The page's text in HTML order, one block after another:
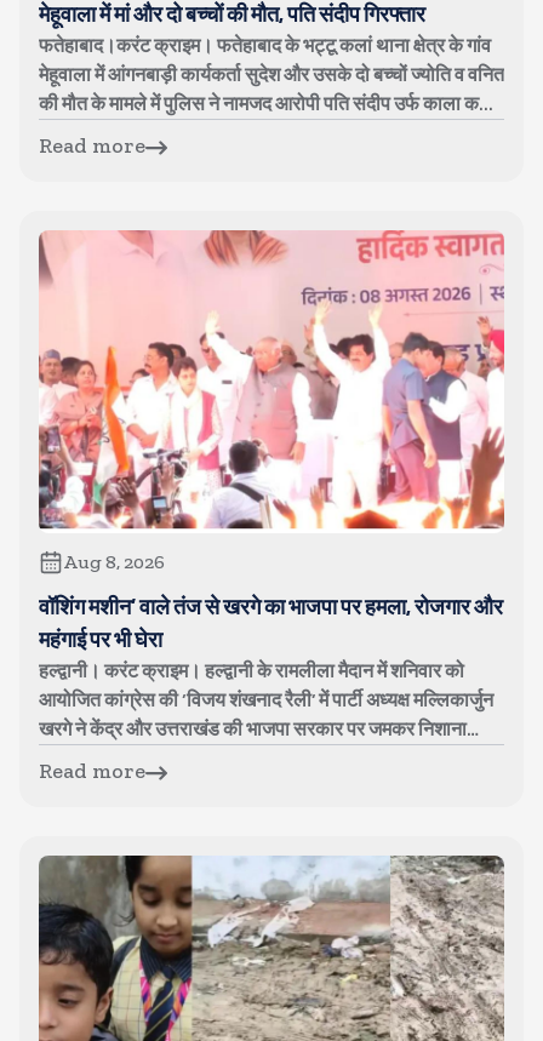
मेहूवाला में मां और दो बच्चों की मौत, पति संदीप गिरफ्तार
फतेहाबाद।करंट क्राइम। फतेहाबाद के भट्टू कलां थाना क्षेत्र के गांव
मेहूवाला में आंगनबाड़ी कार्यकर्ता सुदेश और उसके दो बच्चों ज्योति व वनित
की मौत के मामले में पुलिस ने नामजद आरोपी पति संदीप उर्फ काला क...
Read more
Aug 8, 2026
वॉशिंग मशीन’ वाले तंज से खरगे का भाजपा पर हमला, रोजगार और
महंगाई पर भी घेरा
हल्द्वानी। करंट क्राइम। हल्द्वानी के रामलीला मैदान में शनिवार को
आयोजित कांग्रेस की ‘विजय शंखनाद रैली’ में पार्टी अध्यक्ष मल्लिकार्जुन
खरगे ने केंद्र और उत्तराखंड की भाजपा सरकार पर जमकर निशाना
साधा। क...
Read more